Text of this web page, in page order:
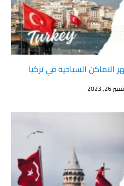
الاماكن السياحية في تركيا
26, 2023